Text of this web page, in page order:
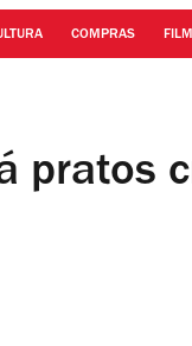
COMPRAS
pratos